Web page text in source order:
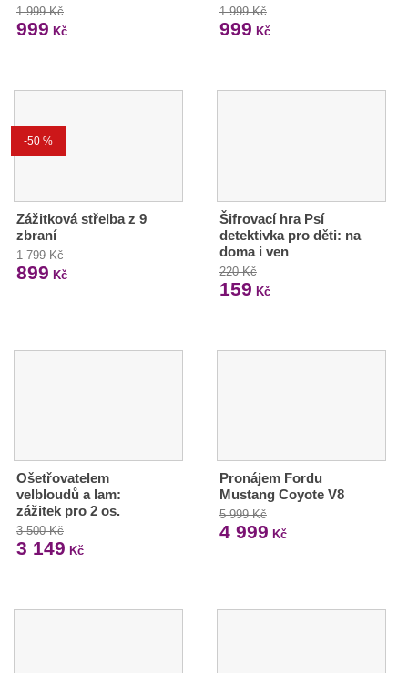
1 999 Kč
999 Kč
1 999 Kč
999 Kč
-50 %
Zážitková střelba z 9
zbraní
1 799 Kč
899 Kč
Šifrovací hra Psí
detektivka pro děti: na
doma i ven
220 Kč
159 Kč
Ošetřovatelem
velbloudů a lam:
zážitek pro 2 os.
3 500 Kč
3 149 Kč
Pronájem Fordu
Mustang Coyote V8
5 999 Kč
4 999 Kč